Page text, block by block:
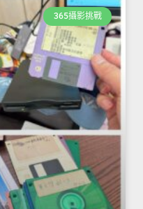
365攝影挑戰